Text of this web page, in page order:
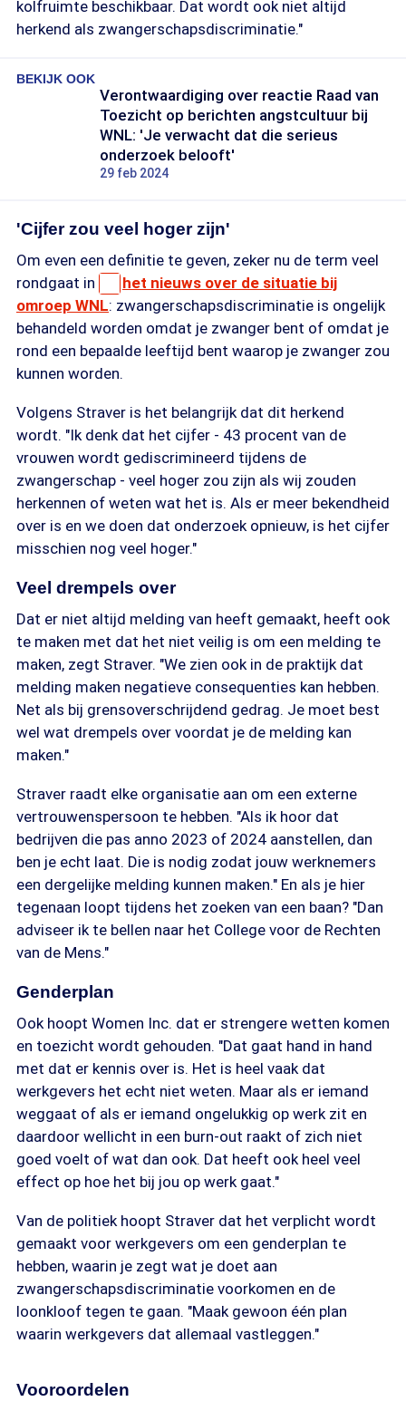
kolfruimte beschikbaar. Dat wordt ook niet altijd
herkend als zwangerschapsdiscriminatie."
BEKIJK OOK
Verontwaardiging over reactie Raad van
Toezicht op berichten angstcultuur bij
WNL: 'Je verwacht dat die serieus
onderzoek belooft'
29 feb 2024
'Cijfer zou veel hoger zijn'
Om even een definitie te geven, zeker nu de term veel
rondgaat in
het nieuws over de situatie bij
omroep WNL: zwangerschapsdiscriminatie is ongelijk
behandeld worden omdat je zwanger bent of omdat je
rond een bepaalde leeftijd bent waarop je zwanger zou
kunnen worden.
Volgens Straver is het belangrijk dat dit herkend
wordt. "Ik denk dat het cijfer - 43 procent van de
vrouwen wordt gediscrimineerd tijdens de
zwangerschap - veel hoger zou zijn als wij zouden
herkennen of weten wat het is. Als er meer bekendheid
over is en we doen dat onderzoek opnieuw, is het cijfer
misschien nog veel hoger."
Veel drempels over
Dat er niet altijd melding van heeft gemaakt, heeft ook
te maken met dat het niet veilig is om een melding te
maken, zegt Straver. "We zien ook in de praktijk dat
melding maken negatieve consequenties kan hebben.
Net als bij grensoverschrijdend gedrag. Je moet best
wel wat drempels over voordat je de melding kan
maken."
Straver raadt elke organisatie aan om een externe
vertrouwenspersoon te hebben. "Als ik hoor dat
bedrijven die pas anno 2023 of 2024 aanstellen, dan
ben je echt laat. Die is nodig zodat jouw werknemers
een dergelijke melding kunnen maken." En als je hier
tegenaan loopt tijdens het zoeken van een baan? "Dan
adviseer ik te bellen naar het College voor de Rechten
van de Mens."
Genderplan
Ook hoopt Women Inc. dat er strengere wetten komen
en toezicht wordt gehouden. "Dat gaat hand in hand
met dat er kennis over is. Het is heel vaak dat
werkgevers het echt niet weten. Maar als er iemand
weggaat of als er iemand ongelukkig op werk zit en
daardoor wellicht in een burn-out raakt of zich niet
goed voelt of wat dan ook. Dat heeft ook heel veel
effect op hoe het bij jou op werk gaat."
Van de politiek hoopt Straver dat het verplicht wordt
gemaakt voor werkgevers om een genderplan te
hebben, waarin je zegt wat je doet aan
zwangerschapsdiscriminatie voorkomen en de
loonkloof tegen te gaan. "Maak gewoon één plan
waarin werkgevers dat allemaal vastleggen."
Vooroordelen